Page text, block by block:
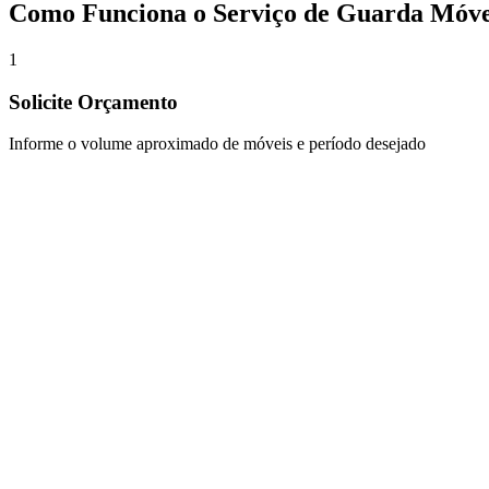
Como Funciona o Serviço de Guarda
1
Solicite Orçamento
Informe o volume aproximado de móveis e período desejado